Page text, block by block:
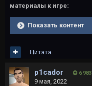
материалы к игре:
Показать контент
Цитата
p1cador 6 983
9 мая, 2022